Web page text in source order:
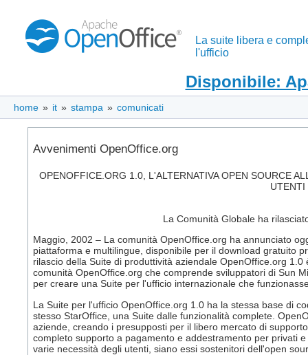
La suite libera e
l'ufficio
Disponibile:
home » it » stampa » comunicati
Avvenimenti OpenOffice.org
OPENOFFICE.ORG 1.0, L'ALTERNATIVA OPEN SOURCE
La Comunità Globale ha
Maggio, 2002 – La comunità OpenOffice.org ha annunciato
piattaforma e multilingue, disponibile per il download gratuito
rilascio della Suite di produttività aziendale OpenOffice.org
comunità OpenOffice.org che comprende sviluppatori di Sun
per creare una Suite per l'ufficio internazionale che
La Suite per l'ufficio OpenOffice.org 1.0 ha la stessa base di
stesso StarOffice, una Suite dalle funzionalità complete.
aziende, creando i presupposti per il libero mercato di
completo supporto a pagamento e addestramento per privati
varie necessità degli utenti, siano essi sostenitori dell'open